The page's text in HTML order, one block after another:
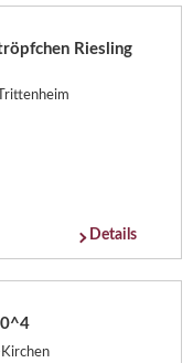
Riesling
Details